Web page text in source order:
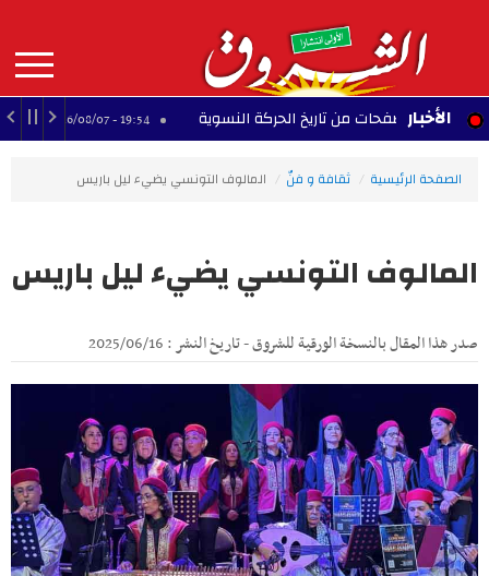
contenu
principal
MAIN
NAVIGATION الأخبار
صفحات من تاريخ الحركة النسوية 19:54 - 2026/08/07 مانشستر
الصفحة الرئيسية ثقافة و فنّ المالوف التونسي يضيء ليل باريس
المالوف التونسي يضيء ليل باريس
صدر هذا المقال بالنسخة الورقية للشروق - تاريخ النشر : 2025/06/16